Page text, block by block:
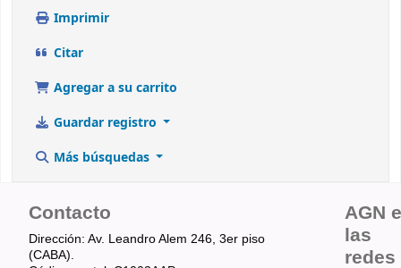
Imprimir
Citar
Agregar a su carrito
Guardar registro
Más búsquedas
Contacto
Dirección: Av. Leandro Alem 246, 3er piso
(CABA).
AGN
las
redes